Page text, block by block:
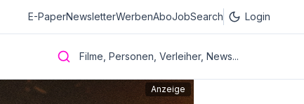
E-PaperNewsletterWerbenAboJobSearch Login
Filme, Personen, Verleiher, News...
Anzeige